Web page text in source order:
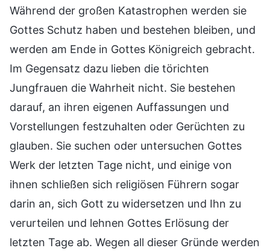
Während der großen Katastrophen werden sie
Gottes Schutz haben und bestehen bleiben, und
werden am Ende in Gottes Königreich gebracht.
Im Gegensatz dazu lieben die törichten
Jungfrauen die Wahrheit nicht. Sie bestehen
darauf, an ihren eigenen Auffassungen und
Vorstellungen festzuhalten oder Gerüchten zu
glauben. Sie suchen oder untersuchen Gottes
Werk der letzten Tage nicht, und einige von
ihnen schließen sich religiösen Führern sogar
darin an, sich Gott zu widersetzen und Ihn zu
verurteilen und lehnen Gottes Erlösung der
letzten Tage ab. Wegen all dieser Gründe werden